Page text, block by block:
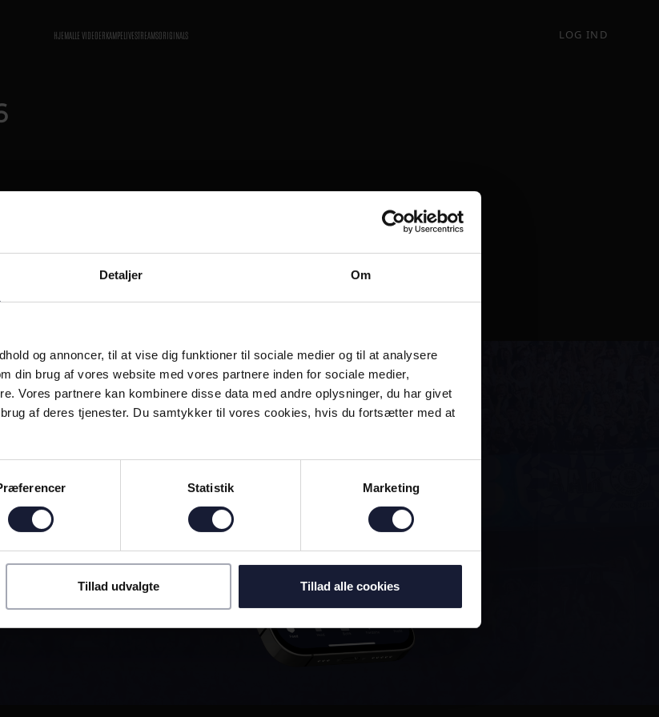
Detaljer Om
og annoncer, til at vise dig funktioner til sociale medier og til at analysere
din brug af vores website med vores partnere inden for sociale medier,
Vores partnere kan kombinere disse data med andre oplysninger, du har givet
af deres tjenester. Du samtykker til vores cookies, hvis du fortsætter med at
Statistik Marketing
Tillad udvalgte Tillad alle cookies
HJEMALLE VIDEOERKAMPELIVESTREAMSORIGINALS LOG IND
APP